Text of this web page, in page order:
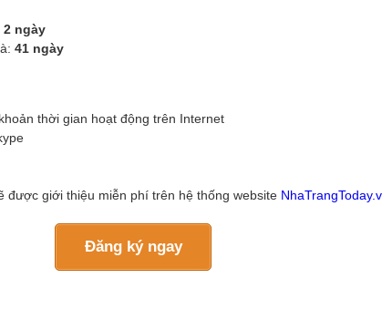
2 ngày
41 ngày
thời gian hoạt động trên Internet
được giới thiệu miễn phí trên hệ thống website
Đăng ký ngay